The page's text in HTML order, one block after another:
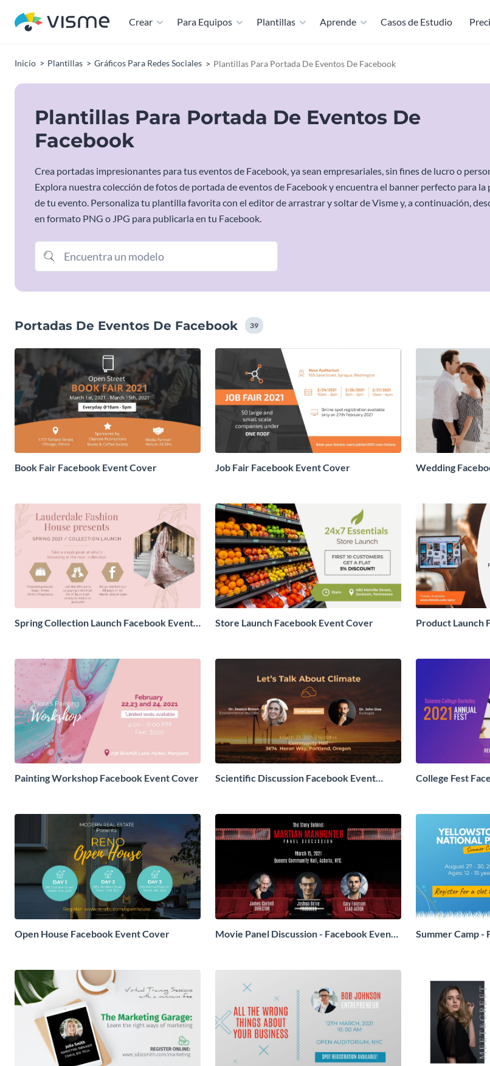
Crear Para Equipos Plantillas Aprende Casos de Estudio
Inicio Plantillas Gráficos Para Redes Sociales Plantillas Para Portada De Eventos De Facebook
Plantillas Para Portada De Eventos De
Facebook
Crea portadas impresionantes para tus eventos de Facebook, ya sean empresariales, sin fines de lucro o
Explora nuestra colección de fotos de portada de eventos de Facebook y encuentra el banner perfecto para la
de tu evento. Personaliza tu plantilla favorita con el editor de arrastrar y soltar de Visme y, a continuación,
en formato PNG o JPG para publicarla en tu Facebook.
Portadas De Eventos De Facebook 39
Book Fair Facebook Event Cover Job Fair Facebook Event Cover Wedding
Spring Collection Launch Facebook Event
Store Launch Facebook Event Cover Product Launch
Painting Workshop Facebook Event Cover
Scientific Discussion Facebook Event
College Fest
Open House Facebook Event Cover
Movie Panel Discussion - Facebook Event
Summer Camp -